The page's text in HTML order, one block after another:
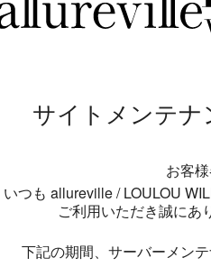
サイトメンテ
お客
いつも allureville / LOULOU
ご利用いただき誠にあ
下記の期間、サーバーメン